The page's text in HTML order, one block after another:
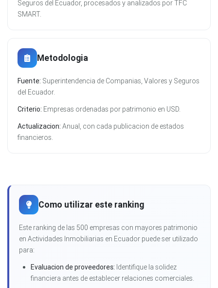
Seguros del Ecuador, procesados y analizados por TFC
SMART.
Metodologia
Fuente: Superintendencia de Companias, Valores y Seguros
del Ecuador.
Criterio: Empresas ordenadas por patrimonio en USD.
Actualizacion: Anual, con cada publicacion de estados
financieros.
Como utilizar este ranking
Este ranking de las 500 empresas con mayores patrimonio
en Actividades Inmobiliarias en Ecuador puede ser utilizado
para:
Evaluacion de proveedores: Identifique la solidez
financiera antes de establecer relaciones comerciales.